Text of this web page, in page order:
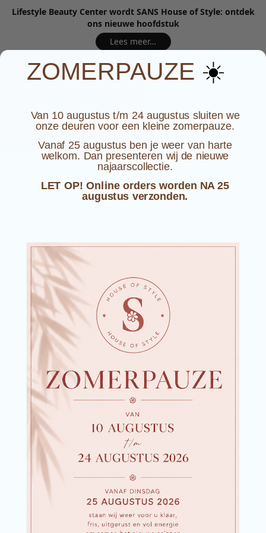
Lifestyle Beauty Center wordt SANS House of Style: ontdek
ons nieuwe hoofdstuk
Lees meer…
ZOMERPAUZE ☀️
Van 10 augustus t/m 24 augustus sluiten we
onze deuren voor een kleine zomerpauze.
Vanaf 25 augustus ben je weer van harte
welkom. Dan presenteren wij de nieuwe
najaarscollectie.
LET OP! Online orders worden NA 25
augustus verzonden.